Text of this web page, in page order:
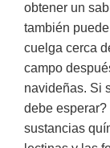
obtener un
también
cuelga cerca
campo
navideñas. Si
debe
sustancias